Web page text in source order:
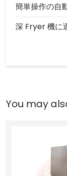
簡単操作の自
深 Fryer 機に